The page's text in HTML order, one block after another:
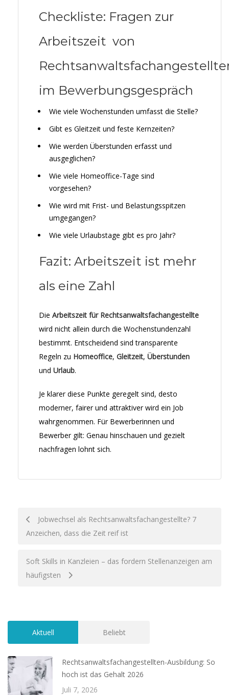
Checkliste: Fragen zur
Arbeitszeit von
im Bewerbungsgespräch
Wie viele Wochenstunden umfasst die Stelle?
Gibt es Gleitzeit und feste Kernzeiten?
Wie werden Überstunden erfasst und
ausgeglichen?
Wie viele Homeoffice-Tage sind
vorgesehen?
Wie wird mit Frist- und Belastungsspitzen
umgegangen?
Wie viele Urlaubstage gibt es pro Jahr?
Fazit: Arbeitszeit ist mehr
als eine Zahl
Die Arbeitszeit für Rechtsanwaltsfachangestellte
wird nicht allein durch die Wochenstundenzahl
bestimmt. Entscheidend sind transparente
Regeln zu Homeoffice, Gleitzeit, Überstunden
und Urlaub.
Je klarer diese Punkte geregelt sind, desto
moderner, fairer und attraktiver wird ein Job
wahrgenommen. Für Bewerberinnen und
Bewerber gilt: Genau hinschauen und gezielt
nachfragen lohnt sich.
Post
navigation
Jobwechsel als Rechtsanwaltsfachangestellte? 7
Anzeichen, dass die Zeit reif ist
Soft Skills in Kanzleien – das fordern Stellenanzeigen am
häufigsten
Aktuell Beliebt
Rechtsanwaltsfachangestellten-Ausbildung: So
hoch ist das Gehalt 2026
Juli 7, 2026